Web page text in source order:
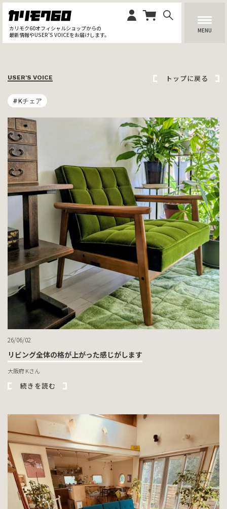
カリモク60オフィシャルショップからの
最新情報やUSER’S VOICEをお届けします。
MENU
USER'S VOICE トップに戻る
#Kチェア
26/06/02
リビング全体の格が上がった感じがします
大阪府 Kさん
続きを読む